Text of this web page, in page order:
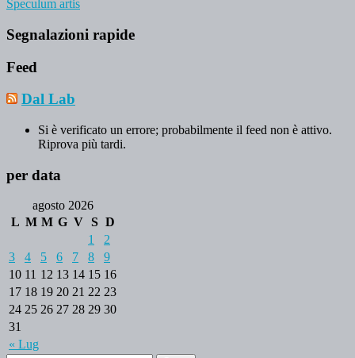
Speculum artis
Segnalazioni rapide
Feed
Dal Lab
Si è verificato un errore; probabilmente il feed non è attivo.
Riprova più tardi.
per data
agosto 2026
L M M G V S D
« Lug
1
2
3
4 5 6 7 8
9
10 11 12 13 14 15 16
17 18 19 20 21 22 23
24 25 26 27 28 29 30
31